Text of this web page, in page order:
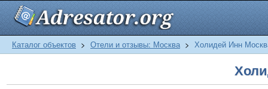
Каталог объектов > Отели и отзывы: Москва > Холидей Инн